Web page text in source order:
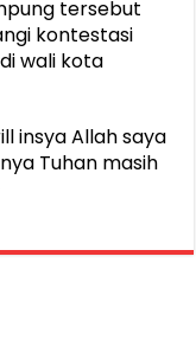
tersebut
kontestasi
wali kota
insya Allah saya
Tuhan masih